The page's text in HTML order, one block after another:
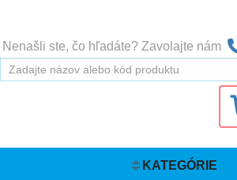
Nenašli ste, čo hľadáte? Zavolajte nám
KATEGÓRIE